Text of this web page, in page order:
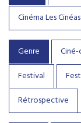
Cinéma Les
Genre
Festival
Rétrospective